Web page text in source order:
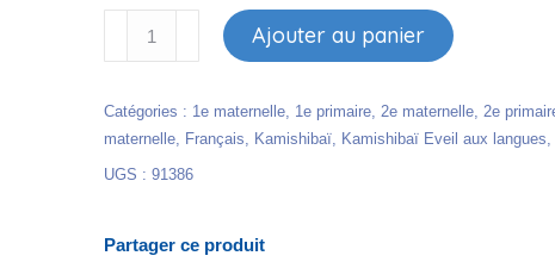
-
Le
machin
Ajouter au panier
Catégories : 1e maternelle, 1e primaire, 2e maternelle, 2e
maternelle, Français, Kamishibaï, Kamishibaï Eveil aux langues,
UGS : 91386
Partager ce produit